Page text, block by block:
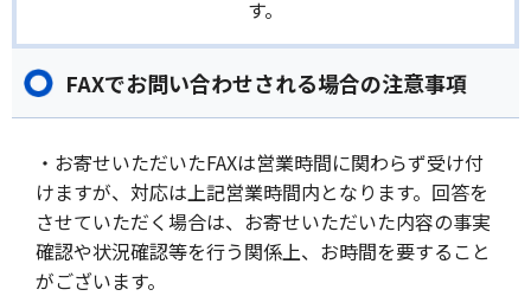
す。
FAXでお問い合わせされる場合の注意事項
・お寄せいただいたFAXは営業時間に関わらず受け付
けますが、対応は上記営業時間内となります。回答を
させていただく場合は、お寄せいただいた内容の事実
確認や状況確認等を行う関係上、お時間を要すること
がございます。